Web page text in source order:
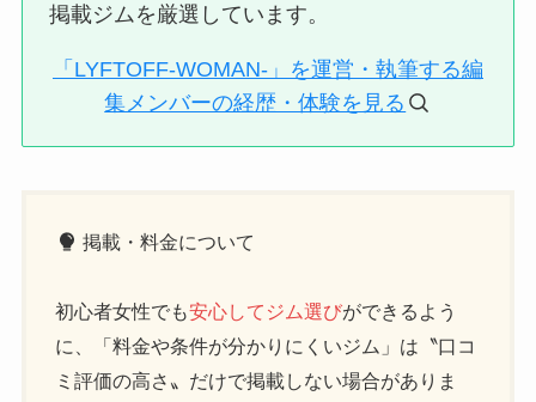
掲載ジムを厳選しています。
「LYFTOFF-WOMAN-」を運営・執筆する編
集メンバーの経歴・体験を見る
掲載・料金について
初心者女性でも安心してジム選びができるよう
に、「料金や条件が分かりにくいジム」は〝口コ
ミ評価の高さ〟だけで掲載しない場合がありま